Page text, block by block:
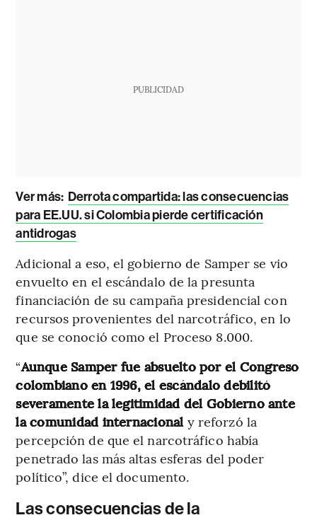
PUBLICIDAD
Ver más: Derrota compartida: las consecuencias
para EE.UU. si Colombia pierde certificación
antidrogas
Adicional a eso, el gobierno de Samper se vio
envuelto en el escándalo de la presunta
financiación de su campaña presidencial con
recursos provenientes del narcotráfico, en lo
que se conoció como el Proceso 8.000.
“Aunque Samper fue absuelto por el Congreso
colombiano en 1996, el escándalo debilitó
severamente la legitimidad del Gobierno ante
la comunidad internacional y reforzó la
percepción de que el narcotráfico había
penetrado las más altas esferas del poder
político”, dice el documento.
Las consecuencias de la